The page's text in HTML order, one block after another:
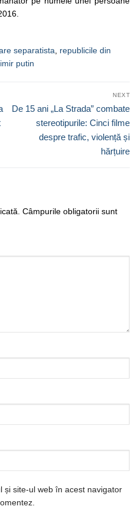
separatista
republicile din
putin
NEXT
Next
De 15 ani „La Strada” combate
stereotipurile: Cinci filme
despre trafic, violență și
hărțuire
Câmpurile obligatorii sunt
și site-ul web în acest navigator